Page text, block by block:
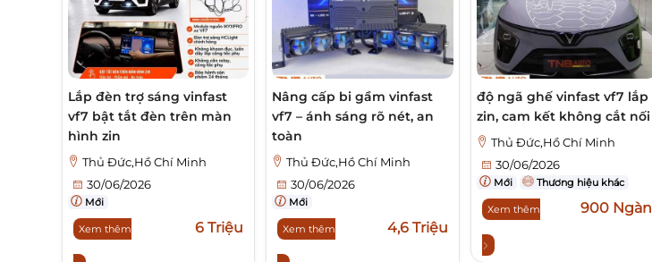
Lắp đèn trợ sáng vinfast
vf7 bật tắt đèn trên màn
hình zin
Thủ Đức,Hồ Chí Minh
30/06/2026
Mới
Xem thêm 6 Triệu
Nâng cấp bi gầm vinfast
vf7 – ánh sáng rõ nét, an
toàn
Thủ Đức,Hồ Chí Minh
30/06/2026
Mới
Xem thêm 4,6 Triệu
độ ngã ghế vinfast vf7 lắp
zin, cam kết không cắt nối
Thủ Đức,Hồ Chí Minh
30/06/2026
Mới Thương hiệu khác
Xem thêm 900 Ngàn